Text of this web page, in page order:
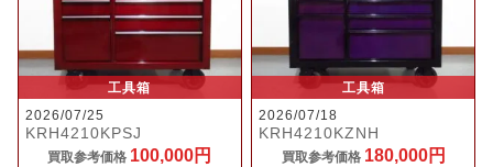
工具箱
2026/07/25
KRH4210KPSJ
買取参考価格 100,000円
工具箱
2026/07/18
KRH4210KZNH
買取参考価格 180,000円